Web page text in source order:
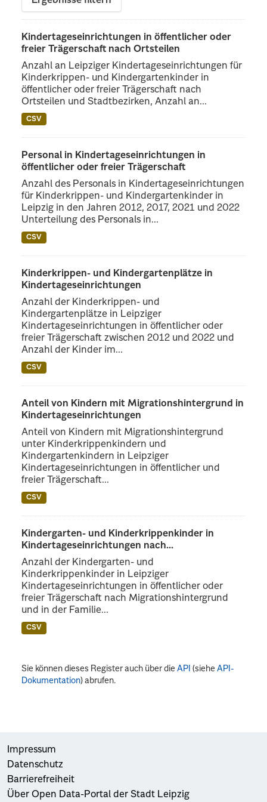
Kindertageseinrichtungen in öffentlicher oder
freier Trägerschaft nach Ortsteilen
Anzahl an Leipziger Kindertageseinrichtungen für
Kinderkrippen- und Kindergartenkinder in
öffentlicher oder freier Trägerschaft nach
Ortsteilen und Stadtbezirken, Anzahl an...
CSV
Personal in Kindertageseinrichtungen in
öffentlicher oder freier Trägerschaft
Anzahl des Personals in Kindertageseinrichtungen
für Kinderkrippen- und Kindergartenkinder in
Leipzig in den Jahren 2012, 2017, 2021 und 2022
Unterteilung des Personals in...
CSV
Kinderkrippen- und Kindergartenplätze in
Kindertageseinrichtungen
Anzahl der Kinderkrippen- und
Kindergartenplätze in Leipziger
Kindertageseinrichtungen in öffentlicher oder
freier Trägerschaft zwischen 2012 und 2022 und
Anzahl der Kinder im...
CSV
Anteil von Kindern mit Migrationshintergrund in
Kindertageseinrichtungen
Anteil von Kindern mit Migrationshintergrund
unter Kinderkrippenkindern und
Kindergartenkindern in Leipziger
Kindertageseinrichtungen in öffentlicher und
freier Trägerschaft...
CSV
Kindergarten- und Kinderkrippenkinder in
Kindertageseinrichtungen nach...
Anzahl der Kindergarten- und
Kinderkrippenkinder in Leipziger
Kindertageseinrichtungen in öffentlicher oder
freier Trägerschaft nach Migrationshintergrund
und in der Familie...
CSV
Sie können dieses Register auch über dieAPI (sieheAPI-
Dokumentation) abrufen.
Impressum
Datenschutz
Barrierefreiheit
Über Open Data-Portal der Stadt Leipzig